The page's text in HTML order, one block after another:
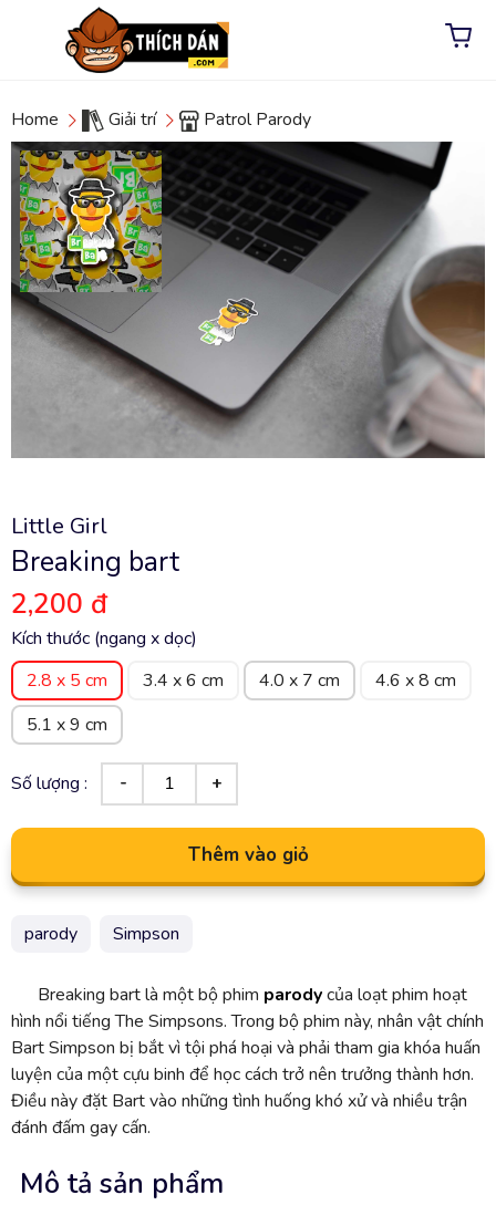
Home Giải trí Patrol Parody
Little Girl
Breaking bart
2,200 đ
Kích thước (ngang x dọc)
2.8 x 5 cm
3.4 x 6 cm 4.0 x 7 cm
4.6 x 8 cm
5.1 x 9 cm
Số lượng :
Thêm vào giỏ
parody Simpson
Breaking bart là một bộ phim parodycủa loạt phim hoạt
hình nổi tiếng The Simpsons. Trong bộ phim này, nhân vật chính
Bart Simpson bị bắt vì tội phá hoại và phải tham gia khóa huấn
luyện của một cựu binh để học cách trở nên trưởng thành hơn.
Điều này đặt Bart vào những tình huống khó xử và nhiều trận
đánh đấm gay cấn.
Mô tả sản phẩm